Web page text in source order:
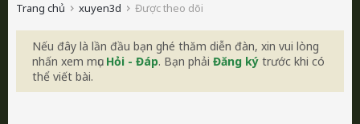
Trang chủ xuyen3d Được theo dõi
Nếu đây là lần đầu bạn ghé thăm diễn đàn, xin vui lòng
nhấn xem mục Hỏi - Đáp. Bạn phải Đăng ký trước khi có
thể viết bài.